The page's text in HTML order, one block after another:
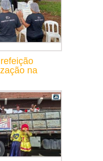
na